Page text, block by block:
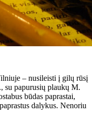
– nusileisti į gilų rūsį
su papurusių plaukų M.
būdas paprastai,
dalykus. Nenoriu